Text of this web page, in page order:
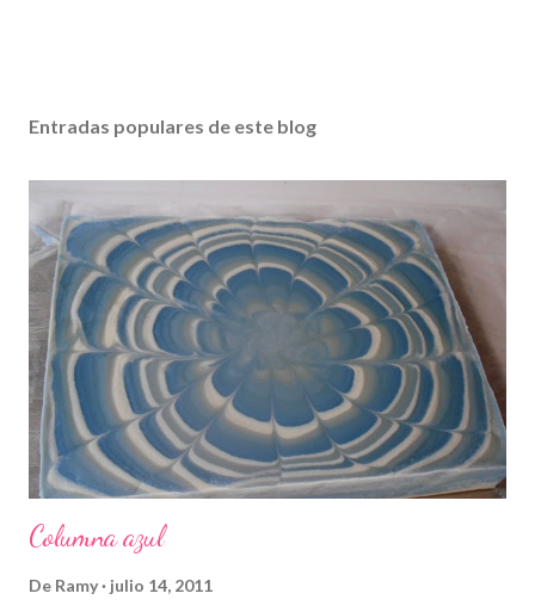
Entradas populares de este blog
Columna azul
De Ramy julio 14, 2011